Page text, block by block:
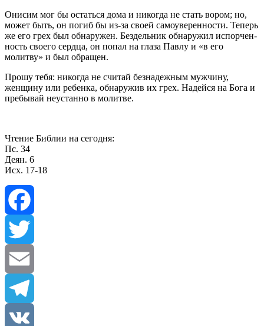
Онисим мог бы остаться дома и никогда не стать вором; но,
может быть, он погиб бы из-за своей самоуверенности. Теперь
же его грех был обнаружен. Бездельник обнаружил испорчен­
ность своего сердца, он попал на глаза Павлу и «в его
молитву» и был обращен.
Прошу тебя: никогда не считай безнадежным мужчину,
женщину или ребенка, обнаружив их грех. Надейся на Бога и
пребывай неустанно в молитве.
Чтение Библии на сегодня:
Пс. 34
Деян. 6
Исх. 17-18
Facebook
Twitter
Email
Telegram